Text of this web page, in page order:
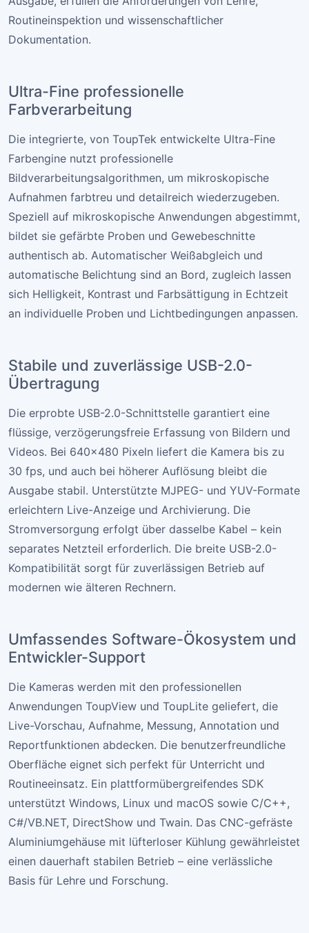
Routineinspektion und wissenschaftlicher
Dokumentation.
Ultra-Fine professionelle
Farbverarbeitung
Die integrierte, von ToupTek entwickelte Ultra-Fine
Farbengine nutzt professionelle
Bildverarbeitungsalgorithmen, um mikroskopische
Aufnahmen farbtreu und detailreich wiederzugeben.
Speziell auf mikroskopische Anwendungen abgestimmt,
bildet sie gefärbte Proben und Gewebeschnitte
authentisch ab. Automatischer Weißabgleich und
automatische Belichtung sind an Bord, zugleich lassen
sich Helligkeit, Kontrast und Farbsättigung in Echtzeit
an individuelle Proben und Lichtbedingungen anpassen.
Stabile und zuverlässige USB-2.0-
Übertragung
Die erprobte USB-2.0-Schnittstelle garantiert eine
flüssige, verzögerungsfreie Erfassung von Bildern und
Videos. Bei 640×480 Pixeln liefert die Kamera bis zu
30 fps, und auch bei höherer Auflösung bleibt die
Ausgabe stabil. Unterstützte MJPEG- und YUV-Formate
erleichtern Live-Anzeige und Archivierung. Die
Stromversorgung erfolgt über dasselbe Kabel – kein
separates Netzteil erforderlich. Die breite USB-2.0-
Kompatibilität sorgt für zuverlässigen Betrieb auf
modernen wie älteren Rechnern.
Umfassendes Software-Ökosystem und
Entwickler-Support
Die Kameras werden mit den professionellen
Anwendungen ToupView und ToupLite geliefert, die
Live-Vorschau, Aufnahme, Messung, Annotation und
Reportfunktionen abdecken. Die benutzerfreundliche
Oberfläche eignet sich perfekt für Unterricht und
Routineeinsatz. Ein plattformübergreifendes SDK
unterstützt Windows, Linux und macOS sowie C/C++,
C#/VB.NET, DirectShow und Twain. Das CNC-gefräste
Aluminiumgehäuse mit lüfterloser Kühlung gewährleistet
einen dauerhaft stabilen Betrieb – eine verlässliche
Basis für Lehre und Forschung.